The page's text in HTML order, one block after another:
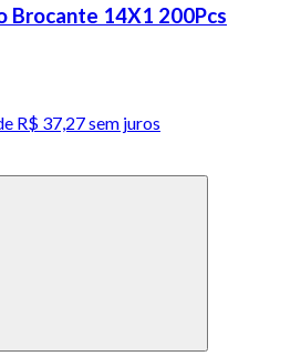
Brocante 14X1 200Pcs
R$ 37,27 sem juros